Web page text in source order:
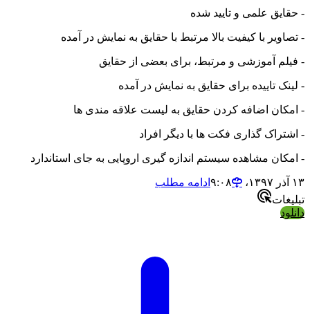
- حقایق علمی و تایید شده
- تصاویر با کیفیت بالا مرتبط با حقایق به نمایش در آمده
- فیلم آموزشی و مرتبط، برای بعضی از حقایق
- لینک تاییده برای حقایق به نمایش در آمده
- امکان اضافه کردن حقایق به لیست علاقه مندی ها
- اشتراک گذاری فکت ها با دیگر افراد
- امکان مشاهده سیستم اندازه گیری اروپایی به جای استاندارد
۱۳ آذر ۱۳۹۷،‏ ۹:۰۸
ادامه مطلب
تبلیغات
دانلود